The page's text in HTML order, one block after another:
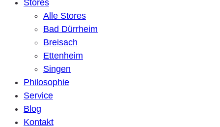
Stores
Alle Stores
Bad Dürrheim
Breisach
Ettenheim
Singen
Philosophie
Service
Blog
Kontakt